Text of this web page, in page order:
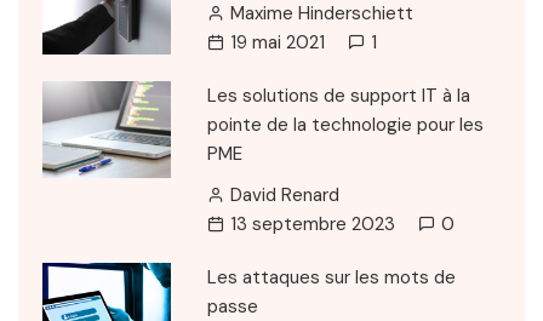
Maxime Hinderschiett
19 mai 2021
1
Les solutions de support IT à la
pointe de la technologie pour les
PME
David Renard
13 septembre 2023
0
Les attaques sur les mots de
passe